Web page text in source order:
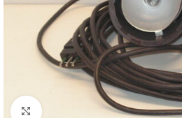
Clicca per ingrandire